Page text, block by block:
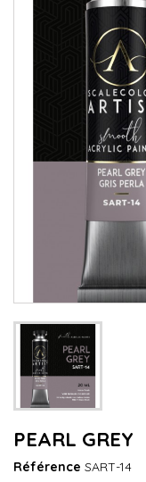
PEARL GREY
Référence SART-14